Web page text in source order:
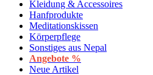
Kleidung & Accessoires
Hanfprodukte
Meditationskissen
Körperpflege
Sonstiges aus Nepal
Angebote %
Neue Artikel